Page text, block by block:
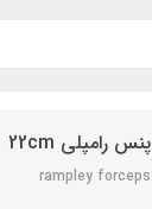
پنس رامپلی 22cm
rampley forceps